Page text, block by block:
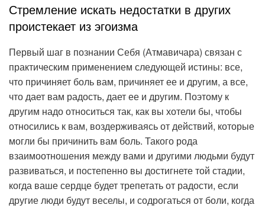
Стремление искать недостатки в других
проистекает из эгоизма
Первый шаг в познании Себя (Атмавичара) связан с
практическим применением следующей истины: все,
что причиняет боль вам, причиняет ее и другим, а все,
что дает вам радость, дает ее и другим. Поэтому к
другим надо относиться так, как вы хотели бы, чтобы
относились к вам, воздерживаясь от действий, которые
могли бы причинить вам боль. Такого рода
взаимоотношения между вами и другими людьми будут
развиваться, и постепенно вы достигнете той стадии,
когда ваше сердце будет трепетать от радости, если
другие люди будут веселы, и содрогаться от боли, когда